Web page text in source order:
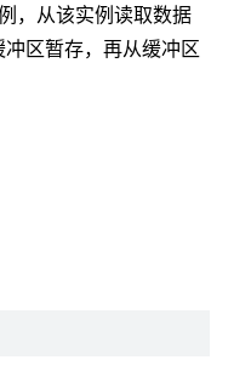
，从该实例读取数据
区暂存，再从缓冲区